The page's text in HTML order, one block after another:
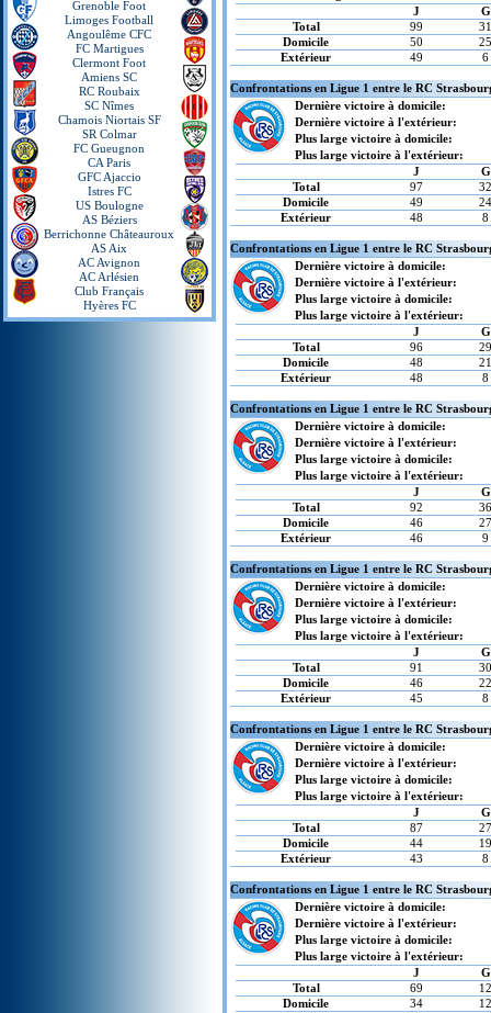
Grenoble Foot
Limoges Football
Angoulême CFC
FC Martigues
Clermont Foot
Amiens SC
RC Roubaix
SC Nîmes
Chamois Niortais SF
SR Colmar
FC Gueugnon
CA Paris
GFC Ajaccio
Istres FC
US Boulogne
AS Béziers
Berrichonne Châteauroux
AS Aix
AC Avignon
AC Arlésien
Club Français
Hyères FC
J
G
Total
99
Domicile
50
Extérieur
49 6
Confrontations en Ligue 1 entre le RC
Dernière victoire à domicile:
Dernière victoire à l'extérieur:
Plus large victoire à domicile:
Plus large victoire à l'extérieur:
J
G
Total
97
Domicile
49
Extérieur
48 8
Confrontations en Ligue 1 entre le RC
Dernière victoire à domicile:
Dernière victoire à l'extérieur:
Plus large victoire à domicile:
Plus large victoire à l'extérieur:
J
G
Total
96
Domicile
48
Extérieur
48 8
Confrontations en Ligue 1 entre le RC
Dernière victoire à domicile:
Dernière victoire à l'extérieur:
Plus large victoire à domicile:
Plus large victoire à l'extérieur:
J
G
Total
92
Domicile
46
Extérieur
46 9
Confrontations en Ligue 1 entre le RC
Dernière victoire à domicile:
Dernière victoire à l'extérieur:
Plus large victoire à domicile:
Plus large victoire à l'extérieur:
J
G
Total
91
Domicile
46
Extérieur
45 8
Confrontations en Ligue 1 entre le RC
Dernière victoire à domicile:
Dernière victoire à l'extérieur:
Plus large victoire à domicile:
Plus large victoire à l'extérieur:
J
G
Total
87
Domicile
44
Extérieur
43 8
Confrontations en Ligue 1 entre le RC
Dernière victoire à domicile:
Dernière victoire à l'extérieur:
Plus large victoire à domicile:
Plus large victoire à l'extérieur:
J
G
Total
69
Domicile
34